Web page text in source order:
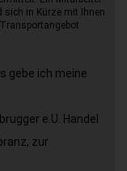
sich in Kürze mit Ihnen
gebe ich meine
e.U. Handel
zur